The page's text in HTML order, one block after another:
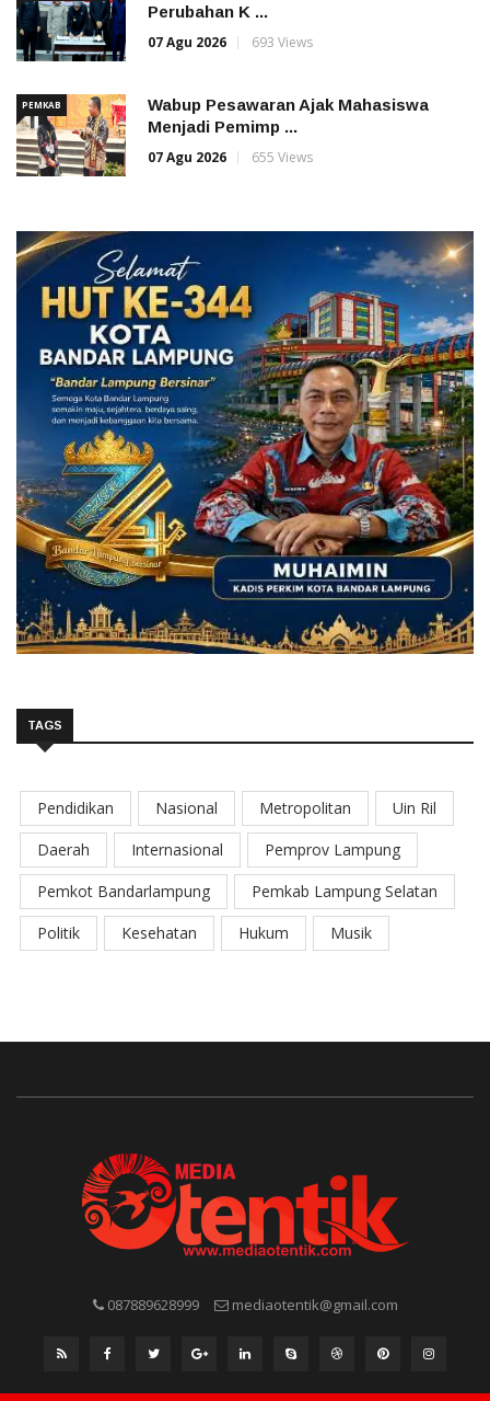
Perubahan K ...
07 Agu 2026
693 Views
PEMKAB
Wabup Pesawaran Ajak Mahasiswa
Menjadi Pemimp ...
07 Agu 2026
655 Views
TAGS
Pendidikan Nasional Metropolitan
Uin Ril
Daerah
Internasional
Pemprov Lampung
Pemkot Bandarlampung
Pemkab Lampung Selatan
Politik
Kesehatan Hukum Musik
087889628999 mediaotentik@gmail.com